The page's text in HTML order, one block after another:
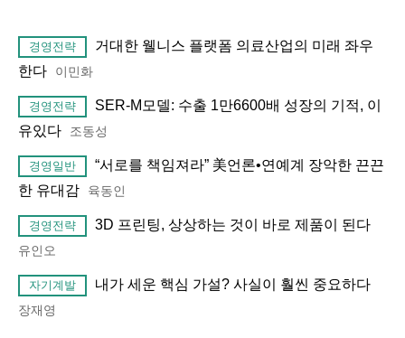
경영전략
거대한 웰니스 플랫폼 의료산업의 미래 좌우
한다
이민화
경영전략
SER-M모델: 수출 1만6600배 성장의 기적, 이
유있다
조동성
경영일반
“서로를 책임져라” 美언론•연예계 장악한 끈끈
한 유대감
육동인
경영전략 3D 프린팅, 상상하는 것이 바로 제품이 된다
유인오
자기계발 내가 세운 핵심 가설? 사실이 훨씬 중요하다
장재영